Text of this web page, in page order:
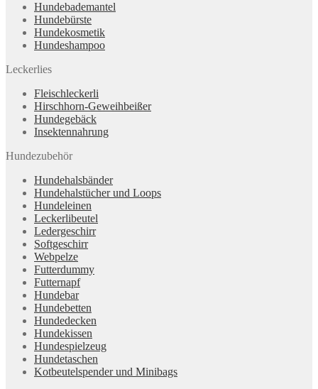
Hundebademantel
Hundebürste
Hundekosmetik
Hundeshampoo
Leckerlies
Fleischleckerli
Hirschhorn-Geweihbeißer
Hundegebäck
Insektennahrung
Hundezubehör
Hundehalsbänder
Hundehalstücher und Loops
Hundeleinen
Leckerlibeutel
Ledergeschirr
Softgeschirr
Webpelze
Futterdummy
Futternapf
Hundebar
Hundebetten
Hundedecken
Hundekissen
Hundespielzeug
Hundetaschen
Kotbeutelspender und Minibags